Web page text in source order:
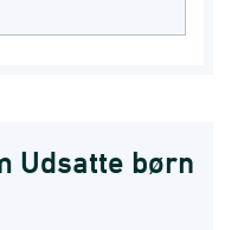
Udsatte børn